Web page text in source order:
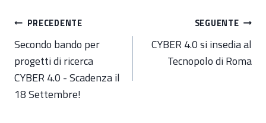
Navigazione
articoli
PRECEDENTE
Secondo bando per
progetti di ricerca
CYBER 4.0 - Scadenza il
18 Settembre!
SEGUENTE
CYBER 4.0 si insedia al
Tecnopolo di Roma